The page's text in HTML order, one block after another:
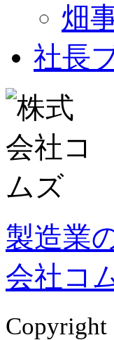
畑
社長
製造業
会社コ
Copyright